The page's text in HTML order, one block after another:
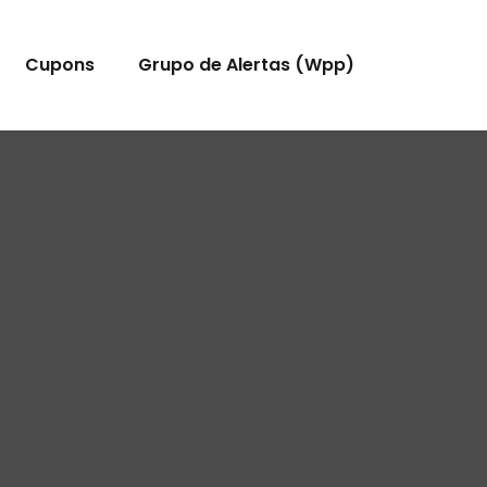
Cupons Grupo de Alertas (Wpp)